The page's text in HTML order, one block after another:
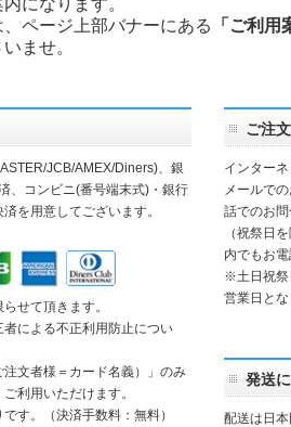
ページ上部バナーにある
「ご利用
ませ。
JCB/AMEX/Diners)、銀
、コンビニ(番号端末式)・銀行
を用意してございます。
せて頂きます。
者による不正利用防止につい
注文者様＝カード名義）」のみ
利用いただけます。
す。（決済手数料：無料）
ご注
インター
メールで
話でのお
（祝祭日
内でもお
※土日祝祭
営業日とな
発送
配送は日本